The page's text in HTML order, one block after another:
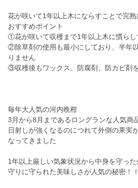
花が咲いて1年以上木にならすことで完熟
おすすめポイント
①花が咲いて収穫まで1年以上木に慣らし
②除草剤の使用も最小にしており、半年
りません
③収穫後もワックス、防腐剤、防カビ剤
毎年大人気の河内晩柑
3月から8月まであるロングランな人気商
日射しが強くなるのにつれて外側の果実
なってきました
1年以上厳しい気象状況から中身を守っ
守りに守られた美味しさが人気の秘密！！